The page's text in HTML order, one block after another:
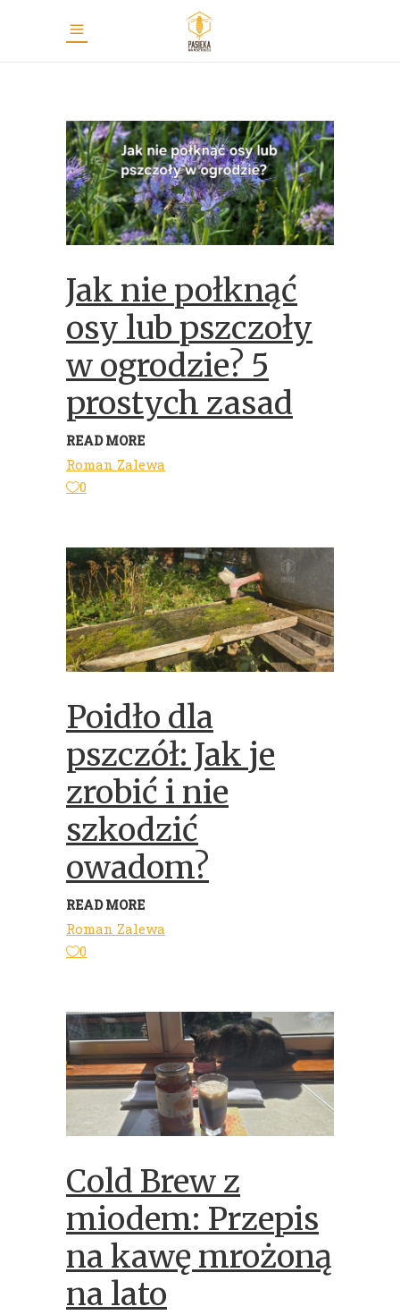
Jak nie połknąć
osy lub pszczoły
w ogrodzie? 5
prostych zasad
READ MORE
Roman Zalewa
0
Poidło dla
pszczół: Jak je
zrobić i nie
szkodzić
owadom?
READ MORE
Roman Zalewa
0
Cold Brew z
miodem: Przepis
na kawę mrożoną
na lato